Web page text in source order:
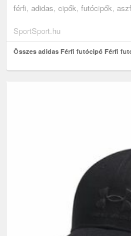
férfi, adidas, cipők, futócipők,
SportSport.hu
Összes adidas Férfi futócipő Férfi